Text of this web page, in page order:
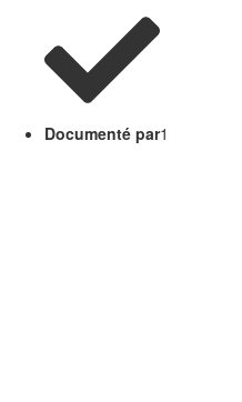
Documenté par1